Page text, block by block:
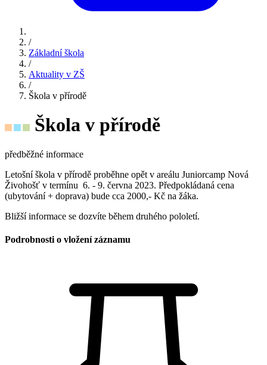
/
Základní škola
/
Aktuality v ZŠ
/
Škola v přírodě
Škola v přírodě
předběžné informace
Letošní škola v přírodě proběhne opět v areálu Juniorcamp Nová
Živohošť v termínu 6. - 9. června 2023. Předpokládaná cena
(ubytování + doprava) bude cca 2000,- Kč na žáka.
Bližší informace se dozvíte během druhého pololetí.
Podrobnosti o vložení záznamu